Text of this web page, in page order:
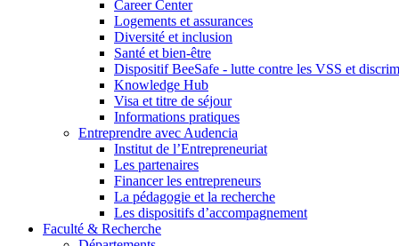
Career Center
Logements et assurances
Diversité et inclusion
Santé et bien-être
Dispositif BeeSafe - lutte contre les VSS et
Knowledge Hub
Visa et titre de séjour
Informations pratiques
Entreprendre avec Audencia
Institut de l’Entrepreneuriat
Les partenaires
Financer les entrepreneurs
La pédagogie et la recherche
Les dispositifs d’accompagnement
Faculté & Recherche